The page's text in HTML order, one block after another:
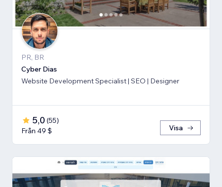
PR, BR
Cyber Dias
Website Development Specialist | SEO | Designer
5,0 (55)
Från 49 $
Visa